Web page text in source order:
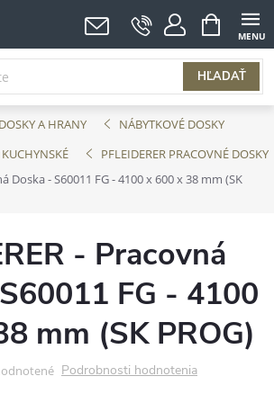
HĽADAŤ
NÁKUPNÝ
KOŠÍK
A HRANY
NÁBYTKOVÉ DOSKY
PFLEIDERER PRACOVNÉ DOSKY
Doska - S60011 FG - 4100 x 600 x 38 mm (SK
- Pracovná
FG - 4100
mm (SK PROG)
Podrobnosti hodnotenia